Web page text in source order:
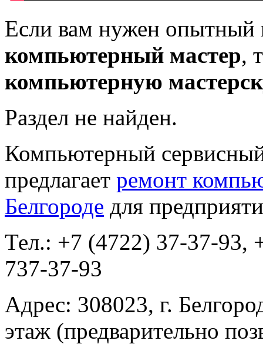
Если вам нужен опытный
компьютерный мастер,
компьютерную
Раздел не найден.
Компьютерный
предлагает ремонт
Белгороде для
Тел.: +7 (4722) 37-37-93,
737-37-93
Адрес: 308023, г.
этаж (предварительно